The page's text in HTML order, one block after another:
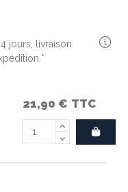
jours, livraison
21,90 € TTC